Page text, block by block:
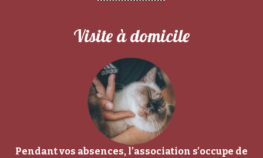
Visite à domicile
Pendant vos absences, l’association s’occupe de